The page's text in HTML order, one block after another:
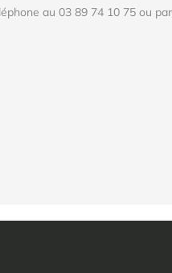
au 03 89 74 10 75 ou